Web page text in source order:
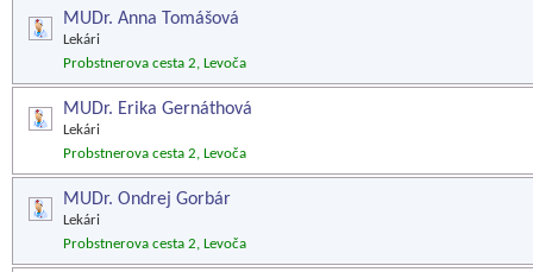
MUDr. Anna Tomášová
Lekári
Probstnerova cesta 2, Levoča
MUDr. Erika Gernáthová
Lekári
Probstnerova cesta 2, Levoča
MUDr. Ondrej Gorbár
Lekári
Probstnerova cesta 2, Levoča